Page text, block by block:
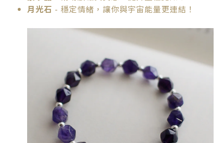
月光石 - 穩定情緒，讓你與宇宙能量更連結！